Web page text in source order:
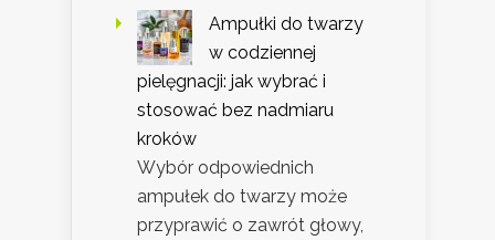
Ampułki do twarzy
w codziennej
pielęgnacji: jak wybrać i
stosować bez nadmiaru
kroków
Wybór odpowiednich
ampułek do twarzy może
przyprawić o zawrót głowy,